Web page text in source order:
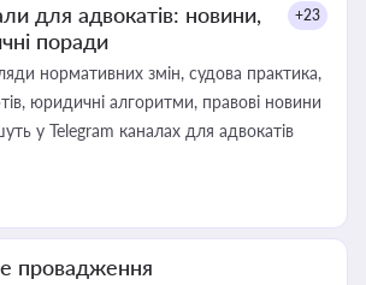
для адвокатів: новини,
поради
+23
нормативних змін, судова практика,
юридичні алгоритми, правові новини
у Telegram каналах для адвокатів
провадження